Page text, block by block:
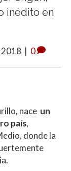
inédito en
| 0
, nace un
país,
donde la